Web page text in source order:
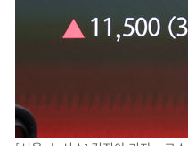
이란, "오만과 '중앙 단일 루트' 합
"낮 기온 소폭 하락"…수도권 폭염
[속보]이 대통령, '호우피해' 안동·
[단독]중수청 지원 검사들, 정원 초
낮 최고 37도 찜통더위…곳곳 소나
SK하이닉스, 용인·청주 팹에 54조